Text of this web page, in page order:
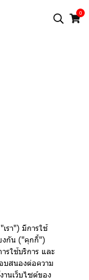
0
รา") มีการใช้
งกัน ("คุกกี้")
รใช้บริการ และ
บสนองต่อความ
านเว็บไซต์ของ